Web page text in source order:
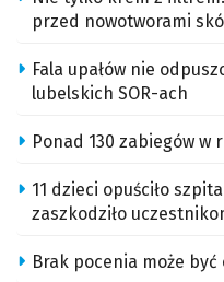
przed nowotworami
Fala upałów nie
lubelskich SOR-ach
Ponad 130 zabiegów
11 dzieci opuściło
zaszkodziło
Brak pocenia może